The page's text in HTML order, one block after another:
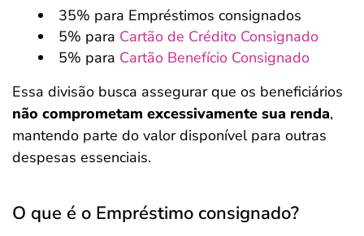
35% para Empréstimos consignados
5% para Cartão de Crédito Consignado
5% para Cartão Benefício Consignado
Essa divisão busca assegurar que os beneficiários
não comprometam excessivamente sua renda,
mantendo parte do valor disponível para outras
despesas essenciais.
O que é o Empréstimo consignado?